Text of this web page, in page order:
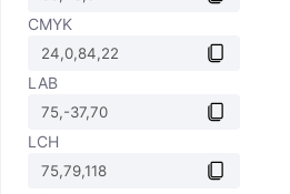
CMYK
LAB
LCH